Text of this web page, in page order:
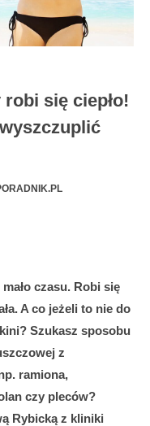
się ciepło!
czasu. Robi się
A co jeżeli to nie do
Szukasz sposobu
z
ramiona,
czy pleców?
Rybicką z kliniki